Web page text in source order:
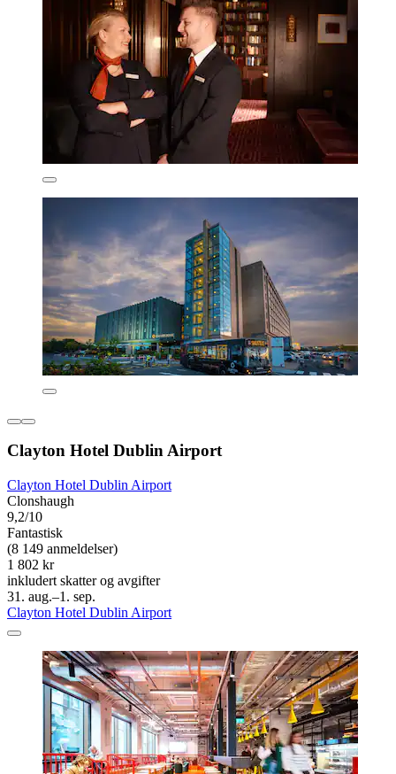
Clayton Hotel Dublin Airport
Clayton Hotel Dublin Airport
Clonshaugh
9,2/10
Fantastisk
(8 149 anmeldelser)
1 802 kr
inkludert skatter og avgifter
31. aug.–1. sep.
Clayton Hotel Dublin Airport